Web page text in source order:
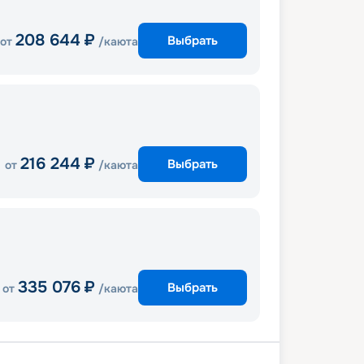
от 208 644 ₽ /каюта Выбрать
от 216 244 ₽ /каюта Выбрать
от 335 076 ₽ /каюта Выбрать